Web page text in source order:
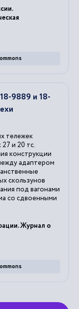
9889 и 18-
тележек
27 и 20 тс.
конструкции
адаптером
скользунов
под вагонами
со сдвоенными
Журнал о